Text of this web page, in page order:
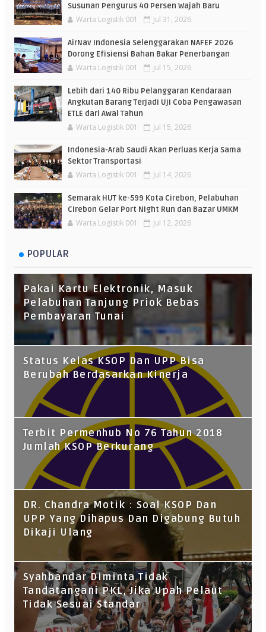
Susunan Pengurus 40 Persen Wajah Baru
Warta Logistik 001 Jul 31, 2026
AirNav Indonesia Selenggarakan NAFEF 2026
Dorong Efisiensi Bahan Bakar Penerbangan
Warta Logistik 001 Jul 15, 2026
Lebih dari 140 Ribu Pelanggaran Kendaraan
Angkutan Barang Terjadi Uji Coba Pengawasan
ETLE dari Awal Tahun
Warta Logistik 001 Jul 15, 2026
Indonesia-Arab Saudi Akan Perluas Kerja Sama
Sektor Transportasi
Warta Logistik 001 Jul 14, 2026
Semarak HUT ke-599 Kota Cirebon, Pelabuhan
Cirebon Gelar Port Night Run dan Bazar UMKM
Warta Logistik 001 Jul 12, 2026
POPULAR
Pakai Kartu Elektronik, Masuk
Pelabuhan Tanjung Priok Bebas
Pembayaran Tunai
Status Kelas KSOP Dan UPP Bisa
Berubah Berdasarkan Kinerja
Terbit Permenhub No 76 Tahun 2018
Jumlah KSOP Berkurang
DR. Chandra Motik : Soal KSOP Dan
UPP Yang Dihapus Dan Digabung Butuh
Dikaji Ulang
Syahbandar Diminta Tidak
Tandatangani PKL, Jika Upah Pelaut
Tidak Sesuai Standar